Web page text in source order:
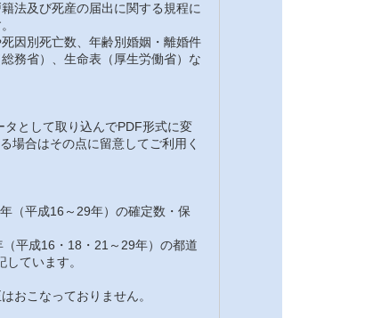
法及び死産の届出に関する規程に
因別死亡数、年齢別婚姻・離婚件
務省）、生命表（厚生労働省）な
として取り込んでPDF形式に変
場合はその点に留意してご利用く
（平成16～29年）の確定数・保
平成16・18・21～29年）の都道
ています。
おこなっておりません。